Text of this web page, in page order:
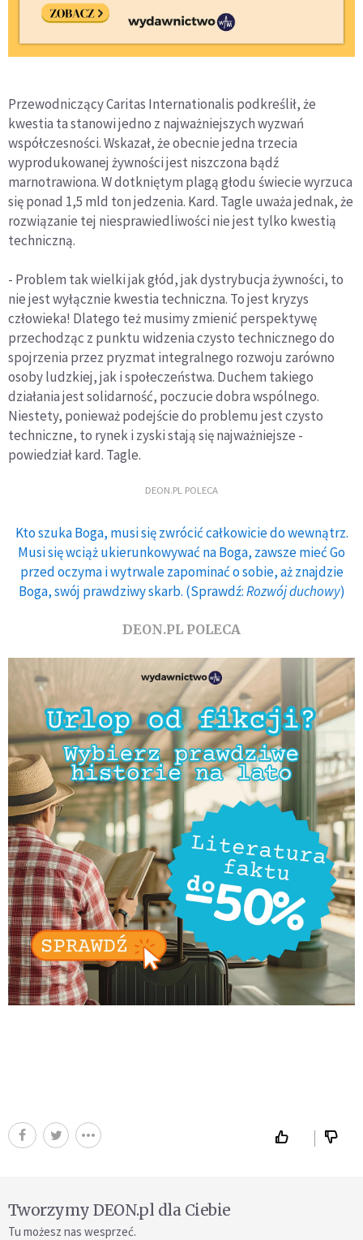
Przewodniczący Caritas Internationalis podkreślił, że
kwestia ta stanowi jedno z najważniejszych wyzwań
współczesności. Wskazał, że obecnie jedna trzecia
wyprodukowanej żywności jest niszczona bądź
marnotrawiona. W dotkniętym plagą głodu świecie wyrzuca
się ponad 1,5 mld ton jedzenia. Kard. Tagle uważa jednak, że
rozwiązanie tej niesprawiedliwości nie jest tylko kwestią
techniczną.
- Problem tak wielki jak głód, jak dystrybucja żywności, to
nie jest wyłącznie kwestia techniczna. To jest kryzys
człowieka! Dlatego też musimy zmienić perspektywę
przechodząc z punktu widzenia czysto technicznego do
spojrzenia przez pryzmat integralnego rozwoju zarówno
osoby ludzkiej, jak i społeczeństwa. Duchem takiego
działania jest solidarność, poczucie dobra wspólnego.
Niestety, ponieważ podejście do problemu jest czysto
techniczne, to rynek i zyski stają się najważniejsze -
powiedział kard. Tagle.
DEON.PL POLECA
Kto szuka Boga, musi się zwrócić całkowicie do wewnątrz.
Musi się wciąż ukierunkowywać na Boga, zawsze mieć Go
przed oczyma i wytrwale zapominać o sobie, aż znajdzie
Boga, swój prawdziwy skarb. (Sprawdź:Rozwój duchowy)
DEON.PL POLECA
Tworzymy DEON.pl dla Ciebie
Tu możesz nas wesprzeć.